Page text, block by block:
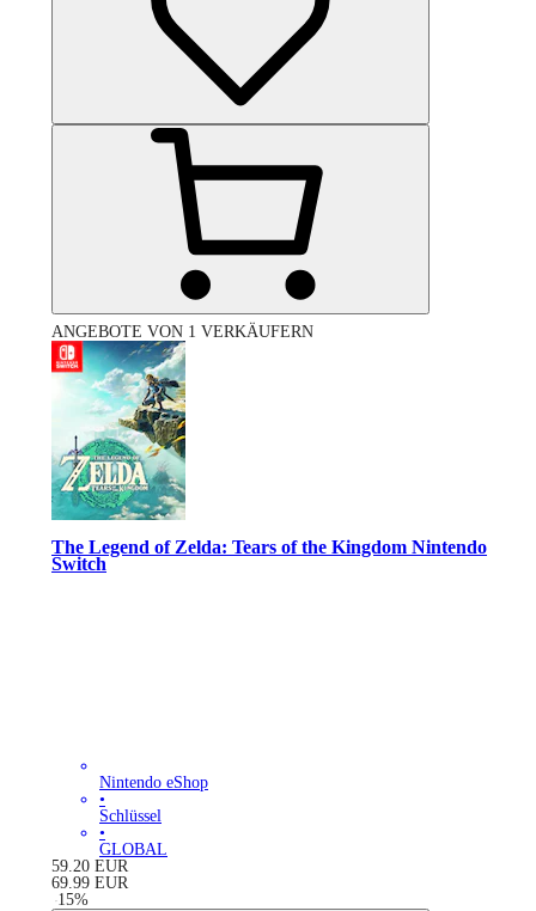
ANGEBOTE VON 1 VERKÄUFERN
The Legend of Zelda: Tears of the Kingdom Nintendo
Switch
Nintendo eShop
•
Schlüssel
•
GLOBAL
59.20 EUR
69.99 EUR
-15%